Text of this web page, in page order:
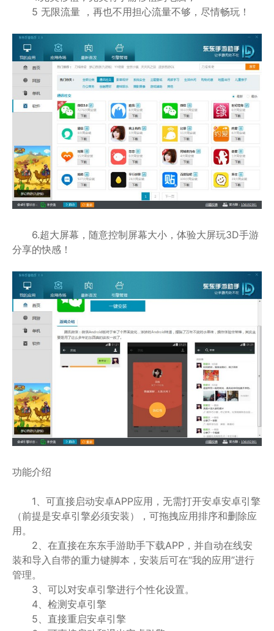
5 无限流量 ，再也不用担心流量不够，尽情畅玩！
6.超大屏幕，随意控制屏幕大小，体验大屏玩3D手游
分享的快感！
功能介绍
1、可直接启动安卓APP应用，无需打开安卓安卓引擎
（前提是安卓引擎必须安装），可拖拽应用排序和删除应
用。
2、在直接在东东手游助手下载APP，并自动在线安
装和导入自带的重力键脚本，安装后可在“我的应用”进行
管理。
3、可以对安卓引擎进行个性化设置。
4、检测安卓引擎
5、直接重启安卓引擎